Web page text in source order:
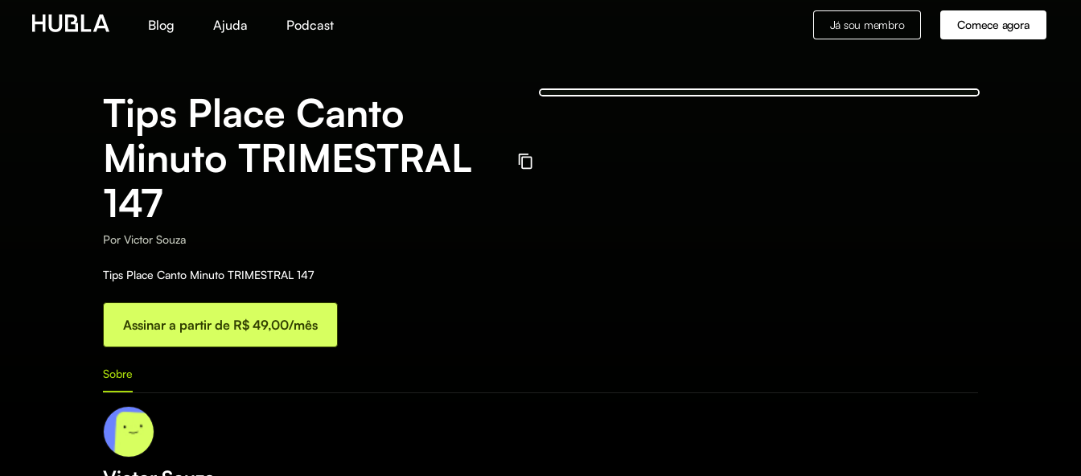
Blog Ajuda Podcast Já sou membro Comece agora
Tips Place Canto
Minuto TRIMESTRAL
147
Por Victor Souza
Tips Place Canto Minuto TRIMESTRAL 147
Assinar a partir de R$ 49,00/mês
Sobre